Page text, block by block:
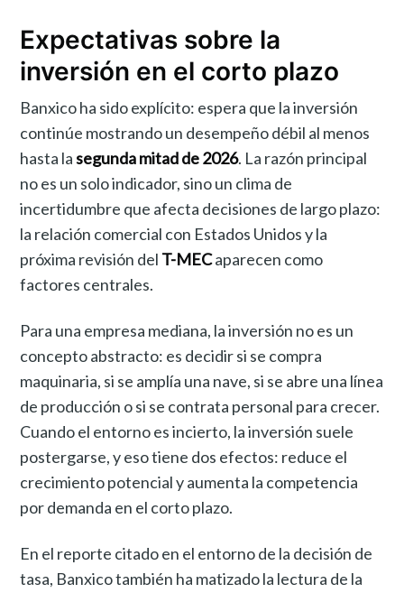
Expectativas sobre la
inversión en el corto plazo
Banxico ha sido explícito: espera que la inversión
continúe mostrando un desempeño débil al menos
hasta lasegunda mitad de 2026. La razón principal
no es un solo indicador, sino un clima de
incertidumbre que afecta decisiones de largo plazo:
la relación comercial con Estados Unidos y la
próxima revisión del T-MECaparecen como
factores centrales.
Para una empresa mediana, la inversión no es un
concepto abstracto: es decidir si se compra
maquinaria, si se amplía una nave, si se abre una línea
de producción o si se contrata personal para crecer.
Cuando el entorno es incierto, la inversión suele
postergarse, y eso tiene dos efectos: reduce el
crecimiento potencial y aumenta la competencia
por demanda en el corto plazo.
En el reporte citado en el entorno de la decisión de
tasa, Banxico también ha matizado la lectura de la